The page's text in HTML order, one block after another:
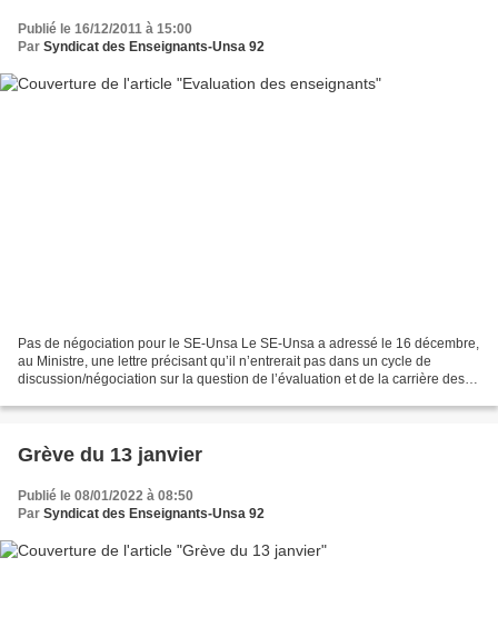
Publié le 16/12/2011 à 15:00
Par Syndicat des Enseignants-Unsa 92
Pas de négociation pour le SE-Unsa Le SE-Unsa a adressé le 16 décembre,
au Ministre, une lettre précisant qu’il n’entrerait pas dans un cycle de
discussion/négociation sur la question de l’évaluation et de la carrière des
Grève du 13 janvier
Publié le 08/01/2022 à 08:50
Par Syndicat des Enseignants-Unsa 92